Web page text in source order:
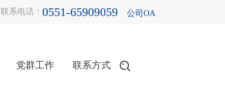
0551-65909059 公司OA
联系电话：
党群工作 联系方式